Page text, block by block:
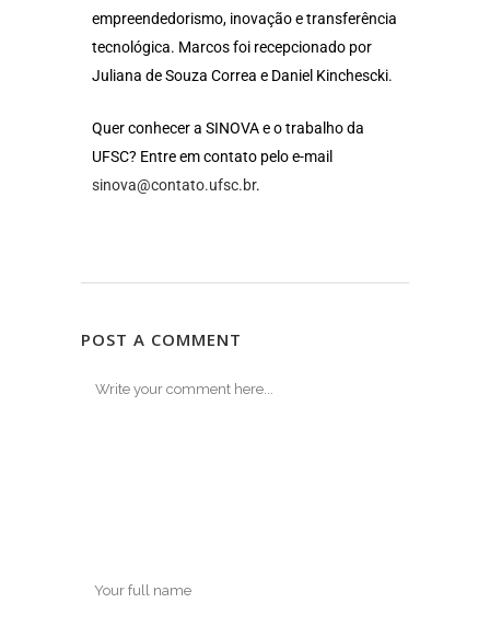
empreendedorismo, inovação e transferência
tecnológica. Marcos foi recepcionado por
Juliana de Souza Correa e Daniel Kinchescki.
Quer conhecer a SINOVA e o trabalho da
UFSC? Entre em contato pelo e-mail
sinova@contato.ufsc.br.
POST A COMMENT